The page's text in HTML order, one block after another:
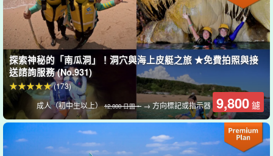
海龜浮潛
導遊會考慮當天的海況，將您帶到可以享受與海龜浮潛的地點，成
探索神秘的「南瓜洞」！洞穴與海上皮艇之旅 ★免費拍照與接
送諮詢服務 (No.931)
成人（初中生以上）12,000 日圓。→ 方向標記或指示器 9,800 鑢
(173)